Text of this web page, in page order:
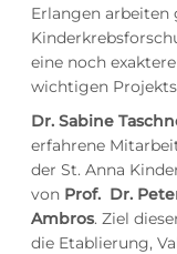
Erlangen arbeiten
eine noch
wichtigen
Dr. Sabine
erfahrene
der St. Anna
von Prof. Dr.
Ambros. Ziel
die Etablierung,